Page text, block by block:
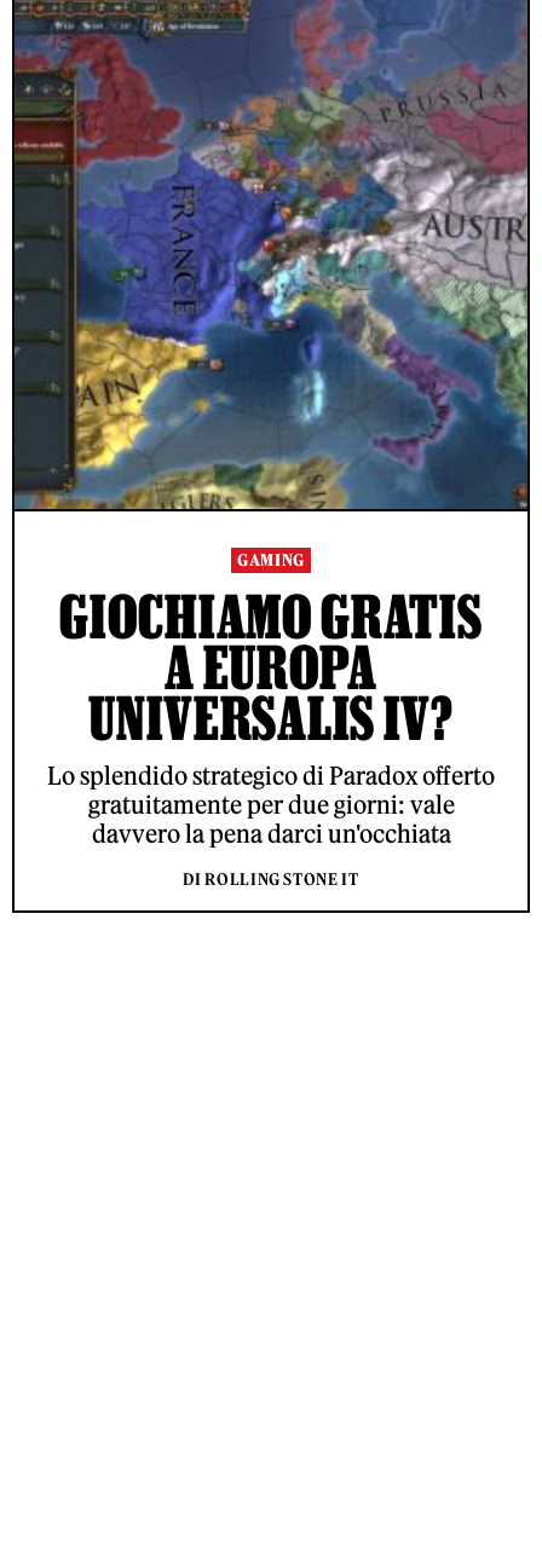
GAMING
GIOCHIAMO GRATIS
A EUROPA
UNIVERSALIS IV?
Lo splendido strategico di Paradox offerto
gratuitamente per due giorni: vale
davvero la pena darci un'occhiata
DI ROLLING STONE IT